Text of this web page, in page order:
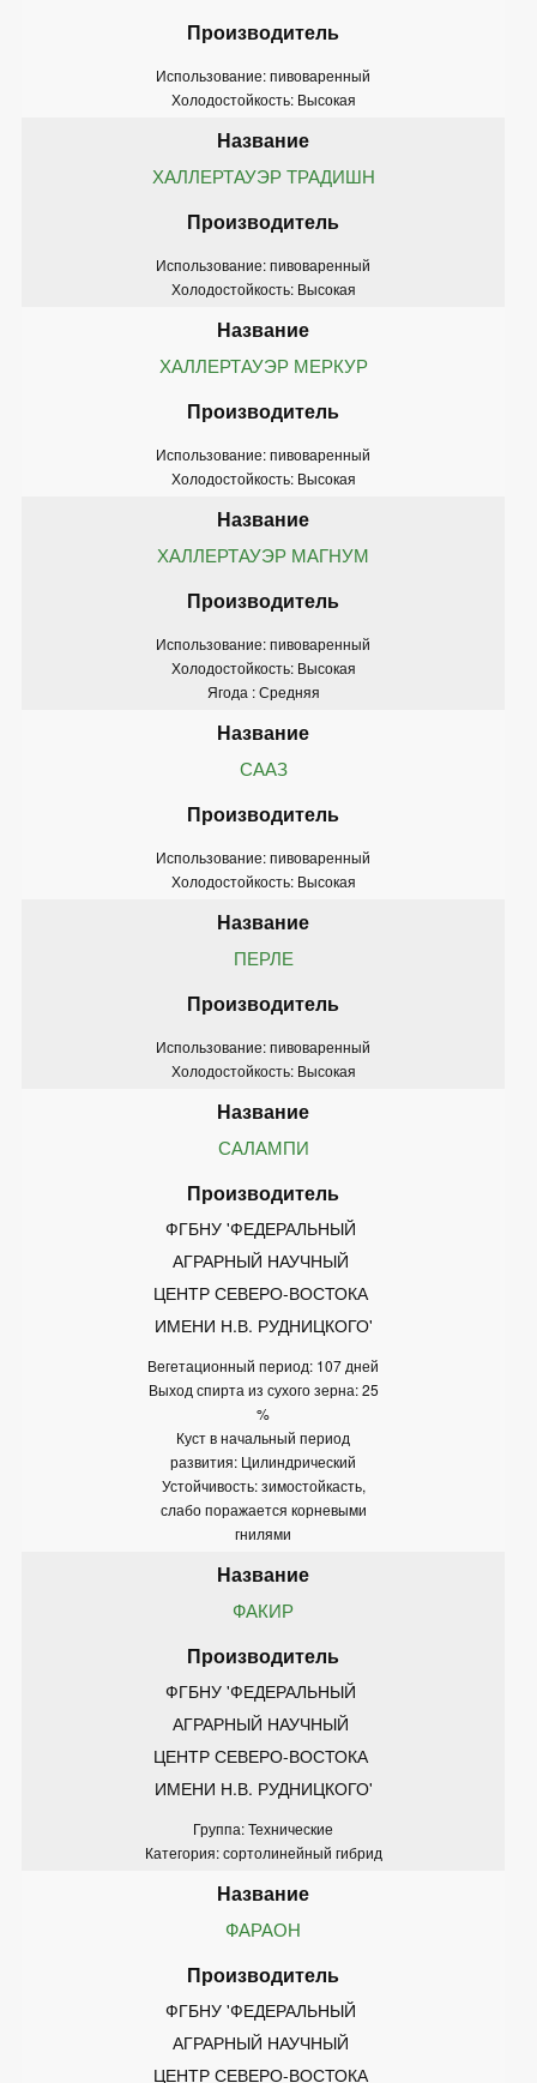
Использование: пивоваренный
Холодостойкость: Высокая
ХАЛЛЕРТАУЭР ТРАДИШН
Использование: пивоваренный
Холодостойкость: Высокая
ХАЛЛЕРТАУЭР МЕРКУР
Использование: пивоваренный
Холодостойкость: Высокая
ХАЛЛЕРТАУЭР МАГНУМ
Использование: пивоваренный
Холодостойкость: Высокая
Ягода : Средняя
СААЗ
Использование: пивоваренный
Холодостойкость: Высокая
ПЕРЛЕ
Использование: пивоваренный
Холодостойкость: Высокая
САЛАМПИ
ФГБНУ 'ФЕДЕРАЛЬНЫЙ
АГРАРНЫЙ НАУЧНЫЙ
ЦЕНТР СЕВЕРО-ВОСТОКА
ИМЕНИ Н.В. РУДНИЦКОГО'
Вегетационный период: 107 дней
Выход спирта из сухого зерна: 25
%
Куст в начальный период
развития: Цилиндрический
Устойчивость: зимостойкасть,
слабо поражается корневыми
гнилями
ФАКИР
ФГБНУ 'ФЕДЕРАЛЬНЫЙ
АГРАРНЫЙ НАУЧНЫЙ
ЦЕНТР СЕВЕРО-ВОСТОКА
ИМЕНИ Н.В. РУДНИЦКОГО'
Группа: Технические
Категория: сортолинейный гибрид
ФАРАОН
ФГБНУ 'ФЕДЕРАЛЬНЫЙ
АГРАРНЫЙ НАУЧНЫЙ
ЦЕНТР СЕВЕРО-ВОСТОКА